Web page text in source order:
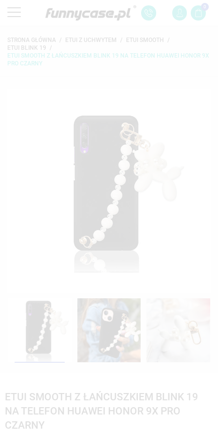
0
STRONA GŁÓWNA ETUI Z UCHWYTEM
ETUI SMOOTH
ETUI BLINK 19
ETUI SMOOTH Z ŁAŃCUSZKIEM BLINK 19 NA TELEFON HUAWEI HONOR 9X
PRO CZARNY
ETUI SMOOTH Z ŁAŃCUSZKIEM BLINK 19
NA TELEFON HUAWEI HONOR 9X PRO
CZARNY